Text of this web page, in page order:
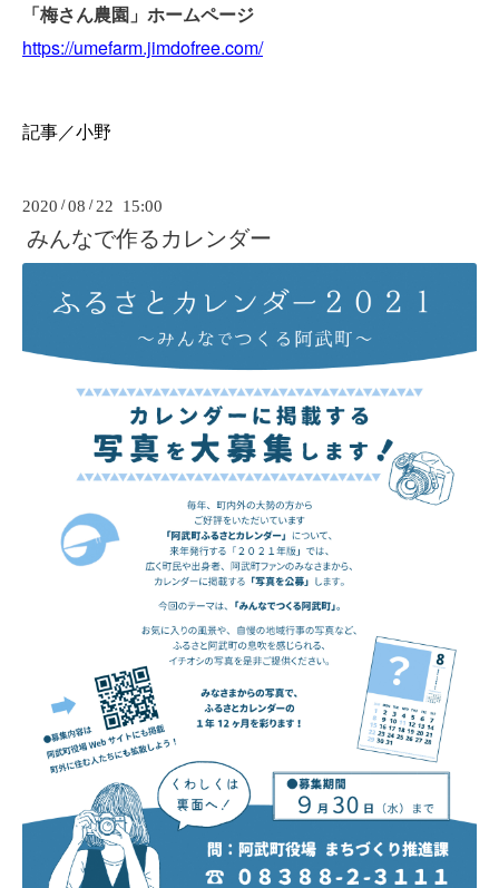
「梅さん農園」ホームページ
https://umefarm.jimdofree.com/
記事／小野
2020 /08 / 22 15:00
みんなで作るカレンダー